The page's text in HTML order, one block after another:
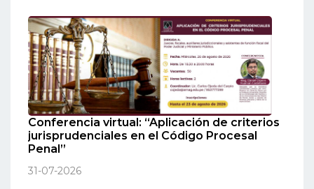
Conferencia virtual: “Aplicación de criterios
jurisprudenciales en el Código Procesal
Penal”
31-07-2026